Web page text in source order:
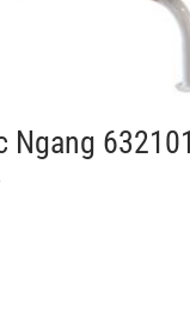
Ngang 632101